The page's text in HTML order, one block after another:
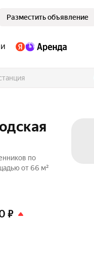
Разместить объявление
по
от 66 м²
₽